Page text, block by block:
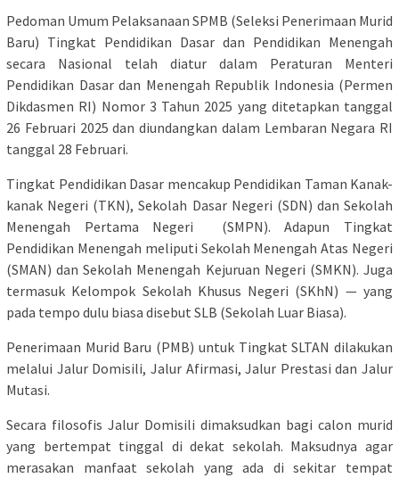
Pedoman Umum Pelaksanaan SPMB (Seleksi Penerimaan Murid
Baru) Tingkat Pendidikan Dasar dan Pendidikan Menengah
secara Nasional telah diatur dalam Peraturan Menteri
Pendidikan Dasar dan Menengah Republik Indonesia (Permen
Dikdasmen RI) Nomor 3 Tahun 2025 yang ditetapkan tanggal
26 Februari 2025 dan diundangkan dalam Lembaran Negara RI
tanggal 28 Februari.
Tingkat Pendidikan Dasar mencakup Pendidikan Taman Kanak-
kanak Negeri (TKN), Sekolah Dasar Negeri (SDN) dan Sekolah
Menengah Pertama Negeri (SMPN). Adapun Tingkat
Pendidikan Menengah meliputi Sekolah Menengah Atas Negeri
(SMAN) dan Sekolah Menengah Kejuruan Negeri (SMKN). Juga
termasuk Kelompok Sekolah Khusus Negeri (SKhN) — yang
pada tempo dulu biasa disebut SLB (Sekolah Luar Biasa).
Penerimaan Murid Baru (PMB) untuk Tingkat SLTAN dilakukan
melalui Jalur Domisili, Jalur Afirmasi, Jalur Prestasi dan Jalur
Mutasi.
Secara filosofis Jalur Domisili dimaksudkan bagi calon murid
yang bertempat tinggal di dekat sekolah. Maksudnya agar
merasakan manfaat sekolah yang ada di sekitar tempat